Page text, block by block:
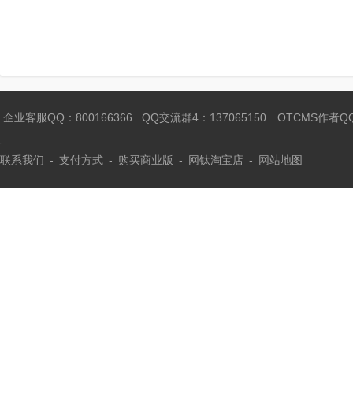
企业客服QQ：800166366 QQ交流群4：137065150 OTCMS作者
联系我们 - 支付方式 - 购买商业版 - 网钛淘宝店 - 网站地图